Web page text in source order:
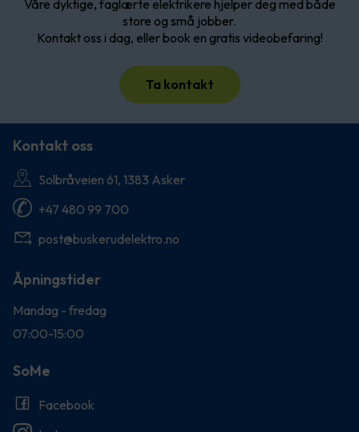
Våre dyktige, faglærte elektrikere hjelper deg med både
store og små jobber.
Kontakt oss i dag, eller book en gratis videobefaring!
Ta kontakt
Kontakt oss
Solbråveien 61, 1383 Asker
+47 480 99 700
post@buskerudelektro.no
Åpningstider
Mandag - fredag
07:00-15:00
SoMe
Facebook